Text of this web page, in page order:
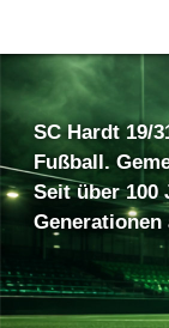
SC Hardt 19/
Fußball.
Seit über 100
Generationen